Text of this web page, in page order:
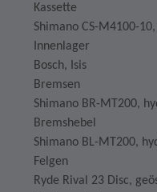
Kassette
Shimano CS-M4100-
Innenlager
Bosch, Isis
Bremsen
Shimano BR-MT200,
Bremshebel
Shimano BL-MT200,
Felgen
Ryde Rival 23 Disc,